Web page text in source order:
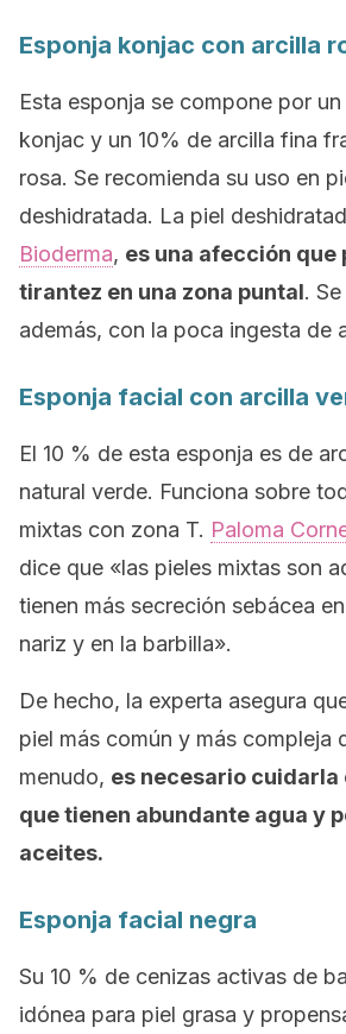
Esponja konjac con arcilla
Esta esponja se compone por
konjac y un 10% de arcilla fina
rosa. Se recomienda su uso en
deshidratada. La piel
Bioderma, es una afección que
tirantez en una zona puntal.
además, con la poca ingesta de
Esponja facial con arcilla
El 10 % de esta esponja es de
natural verde. Funciona sobre
mixtas con zona T. Paloma
dice que «las pieles mixtas son
tienen más secreción sebácea
nariz y en la barbilla».
De hecho, la experta asegura
piel más común y más compleja
menudo, es necesario
que tienen abundante agua y
aceites.
Esponja facial negra
Su 10 % de cenizas activas de
idónea para piel grasa y